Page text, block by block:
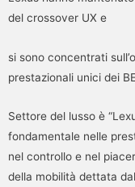
del crossover UX e
si sono concentrati
prestazionali unici dei
Settore del lusso è
fondamentale nelle
nel controllo e nel
della mobilità dettata